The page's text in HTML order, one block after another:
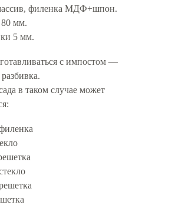
филенка МДФ+шпон.
мм.
5 мм.
с импостом —
в таком случае может